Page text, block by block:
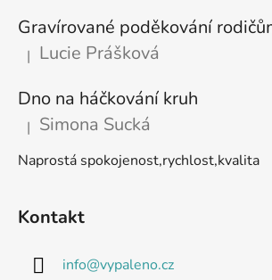
Hodnocení produktu je 5 z 5 hvězdiček.
| Lucie Prášková
Dno na háčkování kruh
Hodnocení produktu je 5 z 5 hvězdiček.
| Simona Sucká
Naprostá spokojenost,rychlost,kvalita
Kontakt
info@vypaleno.cz